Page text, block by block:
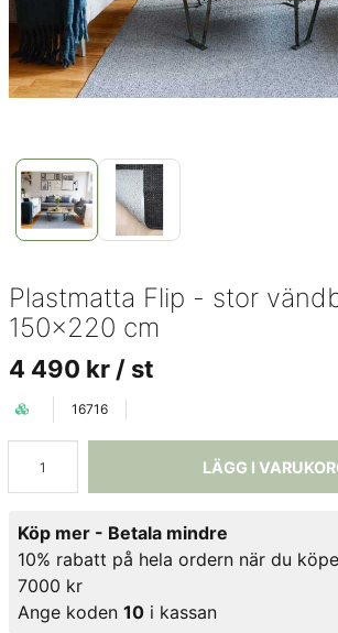
Plastmatta Flip - stor
150x220 cm
4 490 kr / st
16716
LÄGG I
Köp mer - Betala mindre
10% rabatt på hela ordern när du
7000 kr
Ange koden 10 i kassan